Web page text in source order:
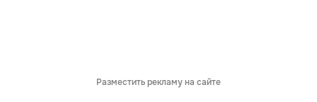
Разместить рекламу на сайте